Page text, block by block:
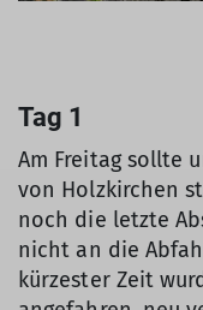
Tag 1
Am Freitag sollte
von Holzkirchen
noch die letzte
nicht an die
kürzester Zeit